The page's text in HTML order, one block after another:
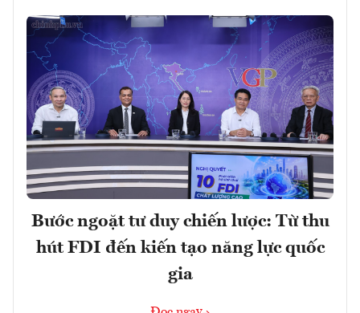
Bước ngoặt tư duy chiến lược: Từ thu
hút FDI đến kiến tạo năng lực quốc
gia